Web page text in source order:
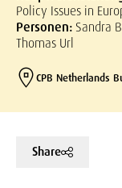
Policy Issues in
Personen: Sandra
Thomas Url
CPB Netherlands
Share